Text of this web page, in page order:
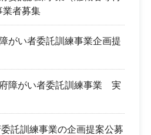
業者募集
がい者委託訓練事業企画提
障がい者委託訓練事業 実
託訓練事業の企画提案公募